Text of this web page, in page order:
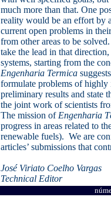
much more than that. One
reality would be an effort by
current open problems in
from other areas to be
take the lead in that
systems, starting from the
Engenharia Termica
formulate problems of highly
preliminary results and state
the joint work of scientists
The mission of Engenharia
progress in areas related to
renewable fuels). We are
articles’ submissions that
José Viriato Coelho Vargas
Technical Editor